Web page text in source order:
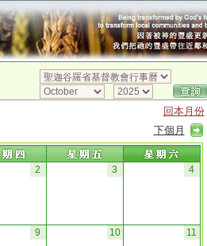
回本月份
下個月
2 3 4
9 10 11